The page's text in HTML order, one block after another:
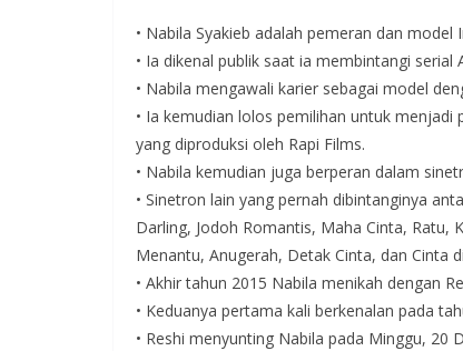
• Nabila Syakieb adalah pemeran dan model
• Ia dikenal publik saat ia membintangi serial
• Nabila mengawali karier sebagai model
• Ia kemudian lolos pemilihan untuk
yang diproduksi oleh Rapi Films.
• Nabila kemudian juga berperan dalam
• Sinetron lain yang pernah dibintanginya
Darling, Jodoh Romantis, Maha Cinta, Ratu,
Menantu, Anugerah, Detak Cinta, dan Cinta
• Akhir tahun 2015 Nabila menikah dengan
• Keduanya pertama kali berkenalan pada
• Reshi menyunting Nabila pada Minggu, 20